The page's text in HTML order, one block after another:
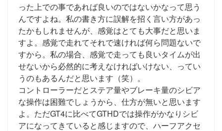
った上での事であれば良いのではないかなって思う
んですよね。私の書き方に誤解を招く言い方があっ
たかもしれませんが、感覚はとても大事だと思いま
すよ。感覚で走れてそれで速ければ何ら問題ないで
すから。私の場合、感覚で走っても良いタイムが出
せないから必然的に考えなければいけない、ってい
うのもあるんだと思います（笑）。
コントローラーだとステア量やブレーキ量のシビア
な操作は困難でしょうから、仕方が無いと思います
よ。ただGT4に比べてGTHDでは操作がかなりシビ
アになってきていると感じますので、ハーフアクセ